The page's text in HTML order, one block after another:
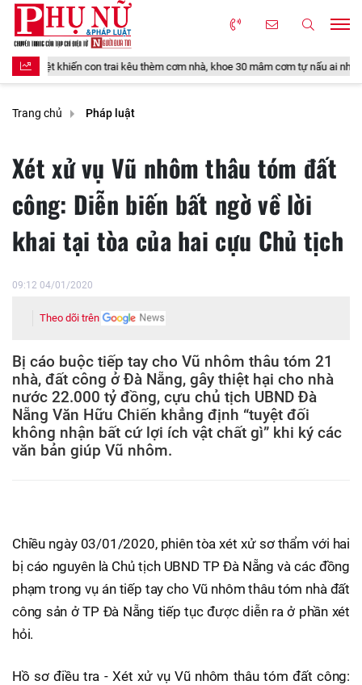
kêu thèm cơm nhà, khoe 30 mâm cơm tự nấu ai nhìn cũng thích
Trang chủ Pháp luật
Xét xử vụ Vũ nhôm thâu tóm đất
công: Diễn biến bất ngờ về lời
khai tại tòa của hai cựu Chủ tịch
09:12 04/01/2020
Theo dõi trên
Bị cáo buộc tiếp tay cho Vũ nhôm thâu tóm 21
nhà, đất công ở Đà Nẵng, gây thiệt hại cho nhà
nước 22.000 tỷ đồng, cựu chủ tịch UBND Đà
Nẵng Văn Hữu Chiến khẳng định “tuyệt đối
không nhận bất cứ lợi ích vật chất gì” khi ký các
văn bản giúp Vũ nhôm.
Chiều ngày 03/01/2020, phiên tòa xét xử sơ thẩm với hai
bị cáo nguyên là Chủ tịch UBND TP Đà Nẵng và các đồng
phạm trong vụ án tiếp tay cho Vũ nhôm thâu tóm nhà đất
công sản ở TP Đà Nẵng tiếp tục được diễn ra ở phần xét
hỏi.
Hồ sơ điều tra - Xét xử vụ Vũ nhôm thâu tóm đất công: